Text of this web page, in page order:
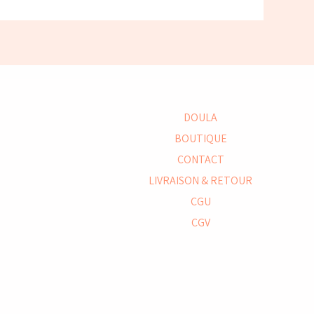
DOULA
BOUTIQUE
CONTACT
LIVRAISON & RETOUR
CGU
CGV